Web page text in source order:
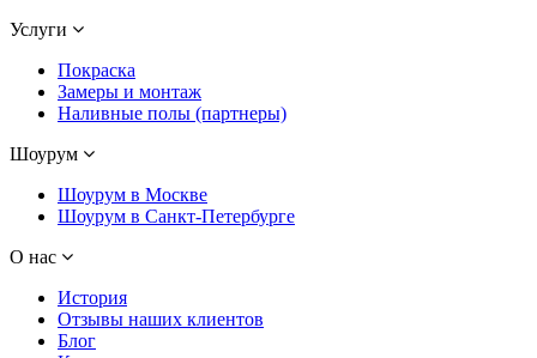
Услуги
Покраска
Замеры и монтаж
Наливные полы (партнеры)
Шоурум
Шоурум в Москве
Шоурум в Санкт-Петербурге
О нас
История
Отзывы наших клиентов
Блог